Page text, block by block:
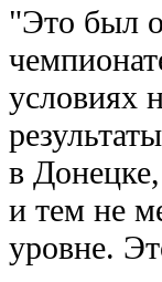
"Это был
условиях
в
и тем не
уровне.